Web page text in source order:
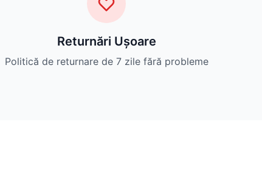
Returnări Ușoare
Politică de returnare de 7 zile fără probleme